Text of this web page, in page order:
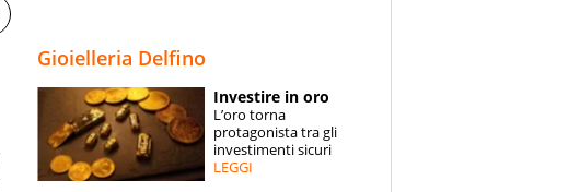
ESPERTI
CONTATTI
Gioielleria Delfino
Investire in oro
L’oro torna
protagonista tra gli
investimenti sicuri
LEGGI